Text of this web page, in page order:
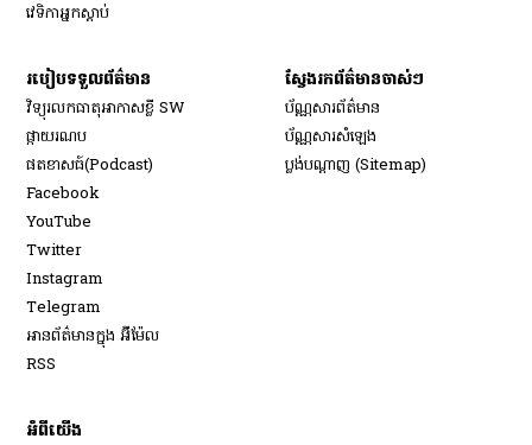
វេទិកា​អ្នក​ស្ដាប់
របៀប​ទទួល​ព័ត៌មាន​
វិទ្យុ​រលក​ធាតុអាកាស​ខ្លី SW
​ផ្កាយ​រណប
​ផតខាសធ៍(Podcast)
Facebook
YouTube
Twitter
Instagram
Telegram
អានព័ត៌មានក្នុង អ៊ីម៉ែល
RSS
ស្វែងរកព័ត៌មានចាស់ៗ
ប័ណ្ណសារ​ព័ត៌មាន​
ប័ណ្ណសារ​សំឡេង
ប្លង់បណ្តាញ (Sitemap)
អំពីយើង